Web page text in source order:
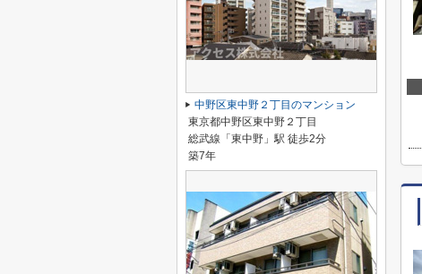
中野区東中野２丁目のマンション
東京都中野区東中野２丁目
総武線「東中野」駅 徒歩2分
築7年